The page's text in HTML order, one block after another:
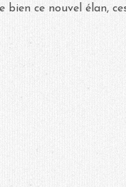
ce nouvel élan,